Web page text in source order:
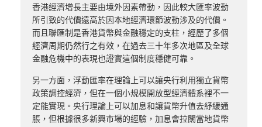
香港經濟增長主要由境外因素帶動，因此較大匯率波動
所引致的代價遠高於因本地經濟環節波動涉及的代價。
而且聯匯制是香港貨幣與金融穩定的支柱，經歷了多個
經濟周期仍然行之有效，在過去三十年多次地區及全球
金融危機中的表現也證實這個制度穩健可靠。
另一方面，浮動匯率在理論上可以讓央行利用獨立貨幣
政策調控經濟，但在一個小規模開放型經濟體系裡不一
定能實現。央行理論上可以加息和讓貨幣升值去紓緩通
脹，但根據很多新興市場的經驗，加息會拉闊當地貨幣